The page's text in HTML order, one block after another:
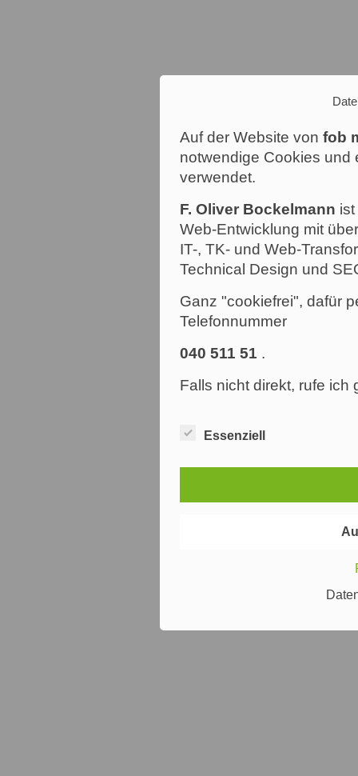
Auf der Website von fob
notwendige Cookies und
verwendet.
F. Oliver Bockelmann
Web-Entwicklung mit
IT-, TK- und Web-
Technical Design und
Ganz "cookiefrei", dafür
Telefonnummer
040 511 51 .
Falls nicht direkt, rufe ich
Essenziell